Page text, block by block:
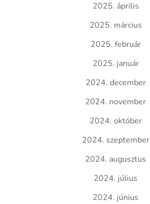
2025. április
2025. március
2025. február
2025. január
2024. december
2024. november
2024. október
2024. szeptember
2024. augusztus
2024. július
2024. június